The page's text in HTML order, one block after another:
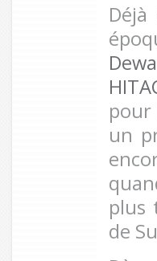
pour
un
plus
de